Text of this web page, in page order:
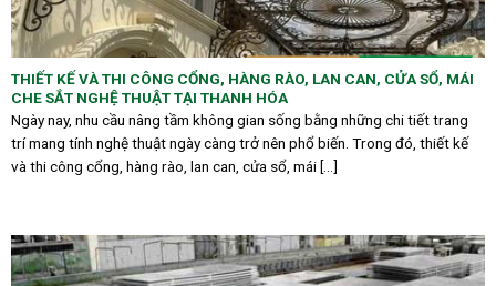
THIẾT KẾ VÀ THI CÔNG CỔNG, HÀNG RÀO, LAN CAN, CỬA SỔ, MÁI
CHE SẮT NGHỆ THUẬT TẠI THANH HÓA
Ngày nay, nhu cầu nâng tầm không gian sống bằng những chi tiết trang
trí mang tính nghệ thuật ngày càng trở nên phổ biến. Trong đó, thiết kế
và thi công cổng, hàng rào, lan can, cửa sổ, mái [...]